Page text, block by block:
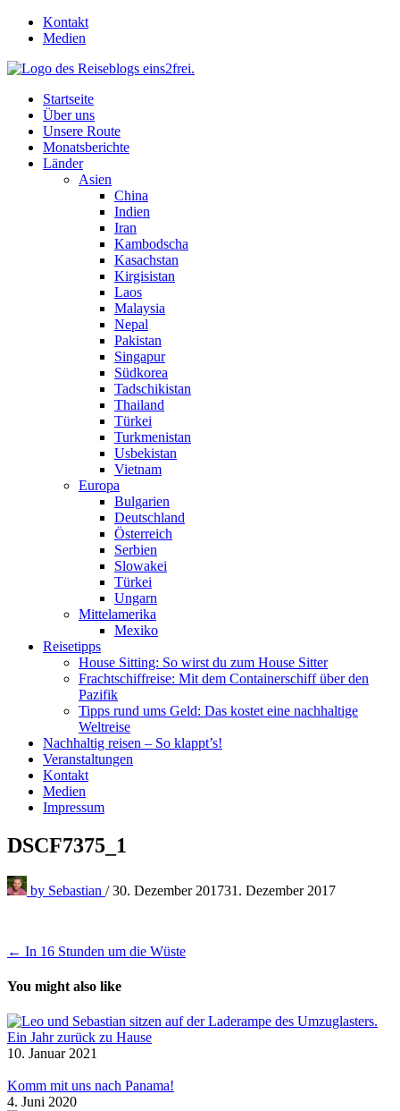
Skip
Kontakt
Medien
Startseite
Über uns
Unsere Route
Monatsberichte
Länder
Asien
China
Indien
Iran
Kambodscha
Kasachstan
Kirgisistan
Laos
Malaysia
Nepal
Pakistan
Singapur
Südkorea
Tadschikistan
Thailand
Türkei
Turkmenistan
Usbekistan
Vietnam
Europa
Bulgarien
Deutschland
Österreich
Serbien
Slowakei
Türkei
Ungarn
Mittelamerika
Mexiko
Reisetipps
House Sitting: So wirst du zum House Sitter
Frachtschiffreise: Mit dem Containerschiff über den
Pazifik
Tipps rund ums Geld: Das kostet eine nachhaltige
Weltreise
Nachhaltig reisen – So klappt’s!
Veranstaltungen
Kontakt
Medien
Impressum
DSCF7375_1
by Sebastian / 30. Dezember 201731. Dezember 2017
Beitragsnavigation
← In 16 Stunden um die Wüste
You might also like
Ein Jahr zurück zu Hause
10. Januar 2021
Komm mit uns nach Panama!
4. Juni 2020